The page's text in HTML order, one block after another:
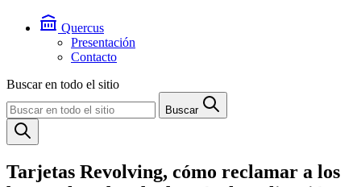
Quercus
Presentación
Contacto
Buscar en todo el sitio
Buscar
Tarjetas Revolving, cómo reclamar a los